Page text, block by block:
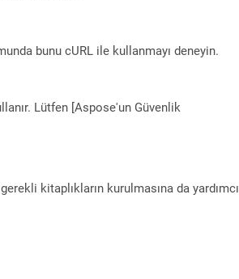
bunu cURL ile kullanmayı deneyin.
Lütfen [Aspose'un Güvenlik
kitaplıkların kurulmasına da yardımcı